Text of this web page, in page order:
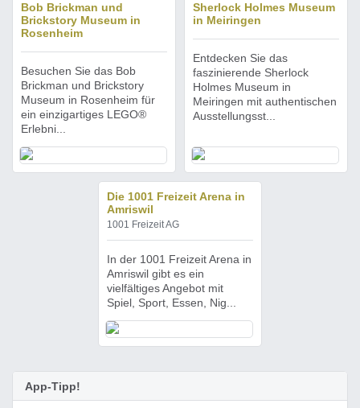
Bob Brickman und
Brickstory Museum in
Rosenheim
Besuchen Sie das Bob
Brickman und Brickstory
Museum in Rosenheim für
ein einzigartiges LEGO®
Erlebni...
Sherlock Holmes Museum
in Meiringen
Entdecken Sie das
faszinierende Sherlock
Holmes Museum in
Meiringen mit authentischen
Ausstellungsst...
Die 1001 Freizeit Arena in
Amriswil
1001 Freizeit AG
In der 1001 Freizeit Arena in
Amriswil gibt es ein
vielfältiges Angebot mit
Spiel, Sport, Essen, Nig...
App-Tipp!